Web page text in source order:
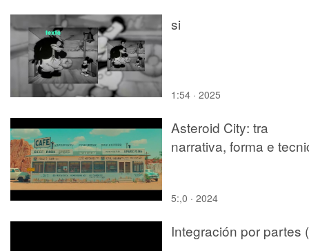
si
1:54 · 2025
Asteroid City: tra
narrativa, forma e
5:,0 · 2024
Integración por partes